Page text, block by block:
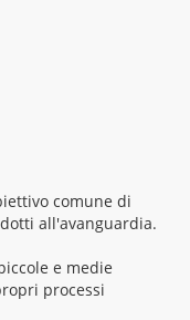
comune di
all'avanguardia.
e medie
processi